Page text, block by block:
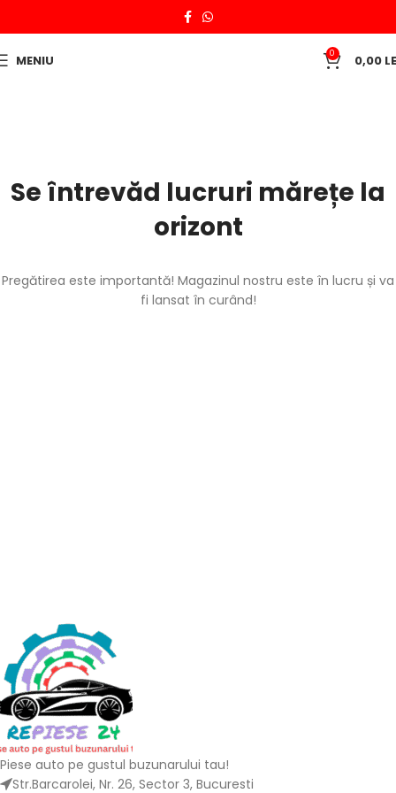
MENIU 0 0,00
Se întrevăd lucruri mărețe la
orizont
Pregătirea este importantă! Magazinul nostru este în lucru și va
fi lansat în curând!
Piese auto pe gustul buzunarului tau!
Str.Barcarolei, Nr. 26, Sector 3, Bucuresti